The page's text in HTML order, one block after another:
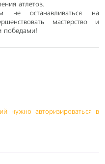
атлетов.
не останавливаться на
мастерство и
победами!
нужно авторизироваться в